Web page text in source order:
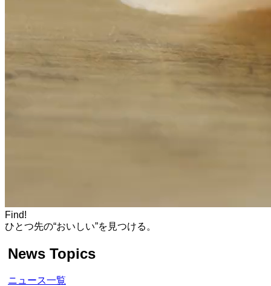
Find!
ひとつ先の“おいしい”を見つける。
News Topics
ニュース一覧